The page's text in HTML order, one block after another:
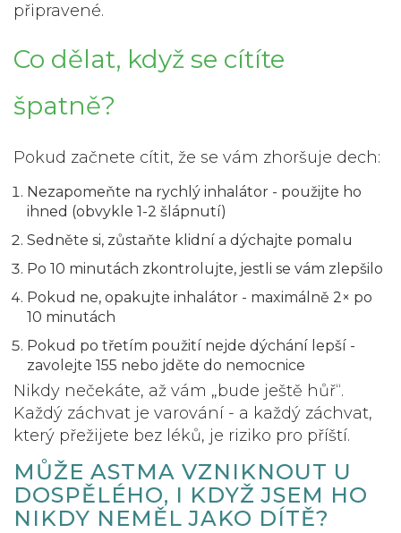
připravené.
Co dělat, když se cítíte
špatně?
Pokud začnete cítit, že se vám zhoršuje dech:
Nezapomeňte na rychlý inhalátor - použijte ho
ihned (obvykle 1-2 šlápnutí)
Sedněte si, zůstaňte klidní a dýchajte pomalu
Po 10 minutách zkontrolujte, jestli se vám zlepšilo
Pokud ne, opakujte inhalátor - maximálně 2× po
10 minutách
Pokud po třetím použití nejde dýchání lepší -
zavolejte 155 nebo jděte do nemocnice
Nikdy nečekáte, až vám „bude ještě hůř“.
Každý záchvat je varování - a každý záchvat,
který přežijete bez léků, je riziko pro příští.
MŮŽE ASTMA VZNIKNOUT U
DOSPĚLÉHO, I KDYŽ JSEM HO
NIKDY NEMĚL JAKO DÍTĚ?